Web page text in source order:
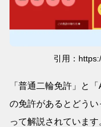
引用：
「普通二輪免許」と
の免許があるとどう
って解説されています